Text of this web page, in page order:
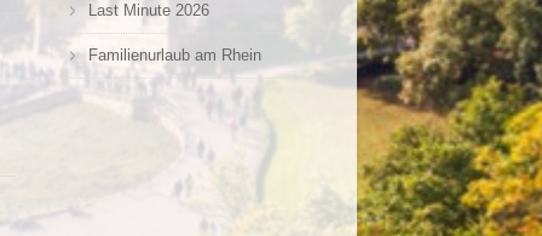
Last Minute 2026
Familienurlaub am Rhein